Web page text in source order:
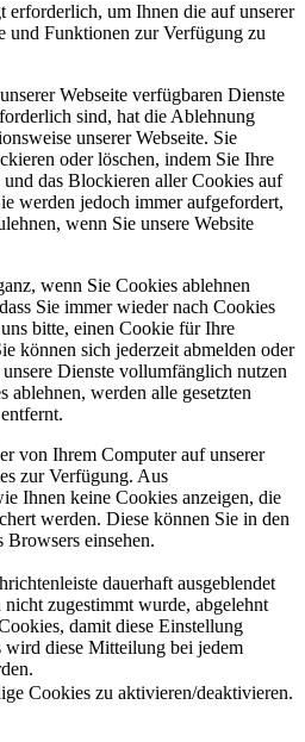
erforderlich, um Ihnen die auf unserer
und Funktionen zur Verfügung zu
Webseite verfügbaren Dienste
sind, hat die Ablehnung
unserer Webseite. Sie
oder löschen, indem Sie Ihre
das Blockieren aller Cookies auf
werden jedoch immer aufgefordert,
wenn Sie unsere Website
wenn Sie Cookies ablehnen
Sie immer wieder nach Cookies
bitte, einen Cookie für Ihre
können sich jederzeit abmelden oder
Dienste vollumfänglich nutzen
ablehnen, werden alle gesetzten
von Ihrem Computer auf unserer
zur Verfügung. Aus
Ihnen keine Cookies anzeigen, die
werden. Diese können Sie in den
Browsers einsehen.
dauerhaft ausgeblendet
zugestimmt wurde, abgelehnt
damit diese Einstellung
diese Mitteilung bei jedem
Cookies zu aktivieren/deaktivieren.